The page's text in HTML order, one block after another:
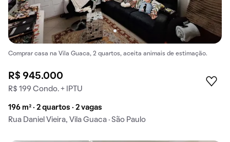
Comprar casa na Vila Guaca, 2 quartos, aceita animais de estimação.
R$ 945.000
R$ 199 Condo. + IPTU
196 m² · 2 quartos · 2 vagas
Rua Daniel Vieira, Vila Guaca · São Paulo